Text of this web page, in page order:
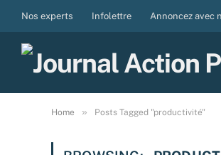
Nos experts Infolettre Annoncez avec
Home » Posts Tagged "productivité"